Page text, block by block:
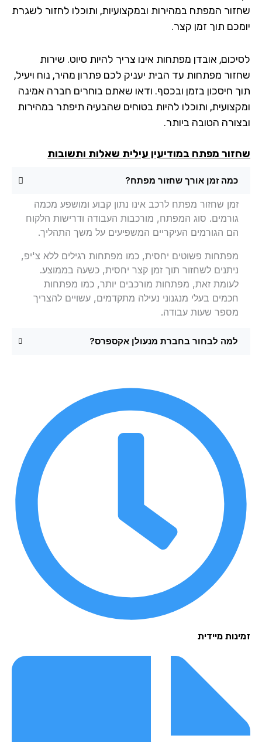
המפתח במהירות ובמקצועיות, ותוכלו לחזור לשגרת
תוך זמן קצר.
אובדן מפתחות אינו צריך להיות סיוט. שירות
מפתחות עד הבית יעניק לכם פתרון מהיר, נוח ויעיל,
חיסכון בזמן ובכסף. ודאו שאתם בוחרים חברה אמינה
ותוכלו להיות בטוחים שהבעיה תיפתר במהירות
הטובה ביותר.
מפתחבמודיעין עילית שאלות ותשובות
כמה זמן אורך שחזור מפתח?
זמן שחזור מפתח לרכב אינו נתון קבוע ומושפע מכמה
גורמים. סוג המפתח, מורכבות העבודה ודרישות הלקוח
הם הגורמים העיקריים המשפיעים על משך התהליך.
מפתחות פשוטים יחסית, כמו מפתחות רגילים ללא צ'יפ,
ניתנים לשחזור תוך זמן קצר יחסית, כשעה בממוצע.
לעומת זאת, מפתחות מורכבים יותר, כמו מפתחות
חכמים בעלי מנגנוני נעילה מתקדמים, עשויים להצריך
מספר שעות עבודה.
למה לבחור בחברת מנעולן אקספרס?
מיידית